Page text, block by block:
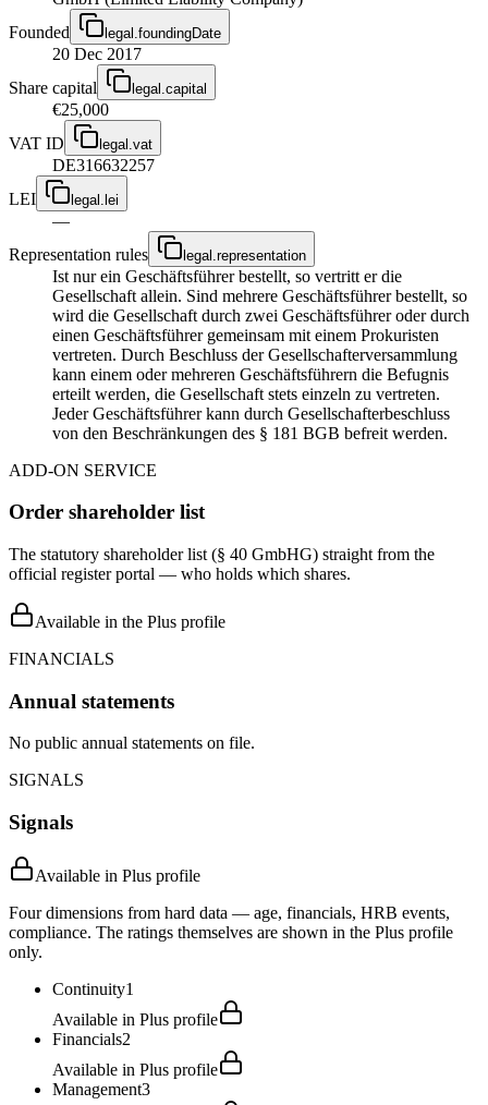
Founded
legal.foundingDate
20 Dec 2017
Share capital
legal.capital
€25,000
VAT ID
legal.vat
DE316632257
LEI
legal.lei
—
Representation rules
legal.representation
Ist nur ein Geschäftsführer bestellt, so vertritt er die
Gesellschaft allein. Sind mehrere Geschäftsführer bestellt, so
wird die Gesellschaft durch zwei Geschäftsführer oder durch
einen Geschäftsführer gemeinsam mit einem Prokuristen
vertreten. Durch Beschluss der Gesellschafterversammlung
kann einem oder mehreren Geschäftsführern die Befugnis
erteilt werden, die Gesellschaft stets einzeln zu vertreten.
Jeder Geschäftsführer kann durch Gesellschafterbeschluss
von den Beschränkungen des § 181 BGB befreit werden.
ADD-ON SERVICE
Order shareholder list
The statutory shareholder list (§ 40 GmbHG) straight from the
official register portal — who holds which shares.
Available in the Plus profile
FINANCIALS
Annual statements
No public annual statements on file.
SIGNALS
Signals
Available in Plus profile
Four dimensions from hard data — age, financials, HRB events,
compliance. The ratings themselves are shown in the Plus profile
only.
Continuity1
Available in Plus profile
Financials2
Available in Plus profile
Management3